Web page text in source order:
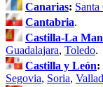
Canarias:
Cantabria.
Castilla-La
Guadalajara, Toledo.
Castilla y León:
Segovia, Soria,